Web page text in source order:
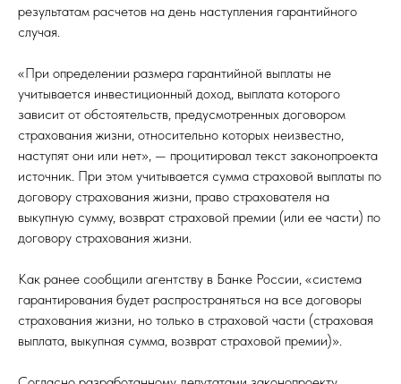
результатам расчетов на день наступления гарантийного
случая.
«При определении размера гарантийной выплаты не
учитывается инвестиционный доход, выплата которого
зависит от обстоятельств, предусмотренных договором
страхования жизни, относительно которых неизвестно,
наступят они или нет», — процитировал текст законопроекта
источник. При этом учитывается сумма страховой выплаты по
договору страхования жизни, право страхователя на
выкупную сумму, возврат страховой премии (или ее части) по
договору страхования жизни.
Как ранее сообщили агентству в Банке России, «система
гарантирования будет распространяться на все договоры
страхования жизни, но только в страховой части (страховая
выплата, выкупная сумма, возврат страховой премии)».